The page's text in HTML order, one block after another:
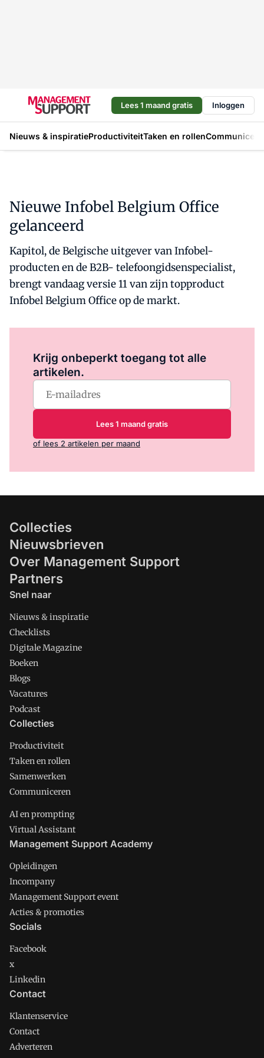
Lees 1 maand gratis Inloggen
Nieuws & inspiratieProductiviteitTaken en rollen
Nieuwe Infobel Belgium Office
gelanceerd
Kapitol, de Belgische uitgever van Infobel-
producten en de B2B- telefoongidsenspecialist,
brengt vandaag versie 11 van zijn topproduct
Infobel Belgium Office op de markt.
Krijg onbeperkt toegang tot alle
artikelen.
Lees 1 maand gratis
of lees 2 artikelen per maand
Collecties
Nieuwsbrieven
Over Management Support
Partners
Snel naar
Nieuws & inspiratie
Checklists
Digitale Magazine
Boeken
Blogs
Vacatures
Podcast
Collecties
Productiviteit
Taken en rollen
Samenwerken
Communiceren
AI en prompting
Virtual Assistant
Management Support Academy
Opleidingen
Incompany
Management Support event
Acties & promoties
Socials
Facebook
x
Linkedin
Contact
Klantenservice
Contact
Adverteren